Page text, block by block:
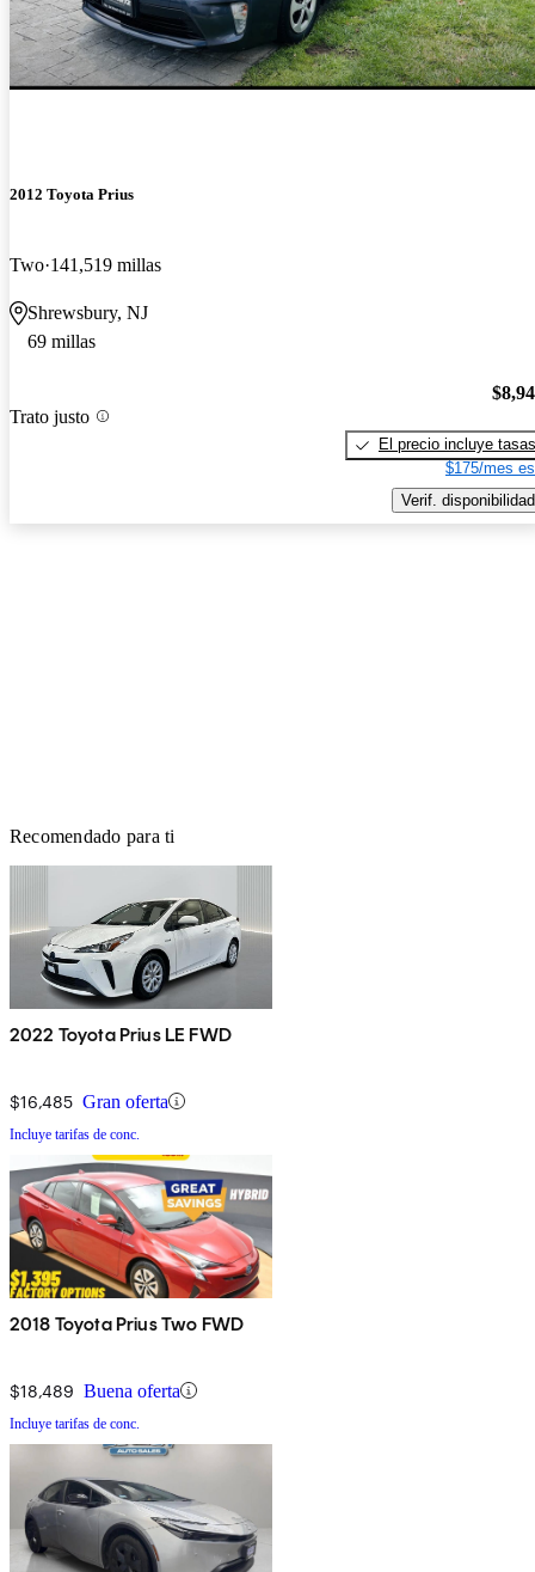
2012 Toyota Prius
Two 141,519 millas
Shrewsbury, NJ
69 millas
Trato justo
El precio incluye tasas
$175/mes
Verif. disponibilidad
Recomendado para ti
2022 Toyota Prius LE FWD
$16,485 Gran oferta
Incluye tarifas de conc.
2018 Toyota Prius Two FWD
$18,489 Buena oferta
Incluye tarifas de conc.